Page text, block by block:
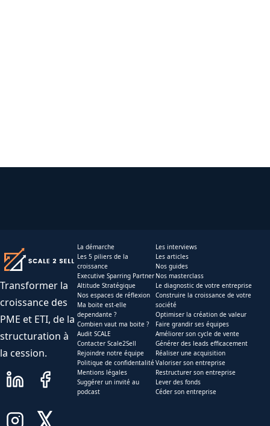
Transformer la
croissance des
PME et ETI, de la
structuration à
la cession.
La démarche
Les 5 piliers de la
croissance
Executive Sparring Partner
Altitude Stratégique
Nos espaces de réflexion
Ma boite est-elle
dependante ?
Combien vaut ma boite ?
Audit SCALE
Contacter Scale2Sell
Rejoindre notre équipe
Politique de confidentalité
Mentions légales
Suggérer un invité au
podcast
Les interviews
Les articles
Nos guides
Nos masterclass
Le diagnostic de votre entreprise
Construire la croissance de votre
société
Optimiser la création de valeur
Faire grandir ses équipes
Améliorer son cycle de vente
Générer des leads efficacement
Réaliser une acquisition
Valoriser son entreprise
Restructurer son entreprise
Lever des fonds
Céder son entreprise